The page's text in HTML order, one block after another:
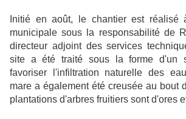
Initié en août, le chantier est
municipale sous la responsabilité de
directeur adjoint des services
site a été traité sous la forme d'un
favoriser l'infiltration naturelle des
mare a également été creusée au bout
plantations d'arbres fruitiers sont d'ores